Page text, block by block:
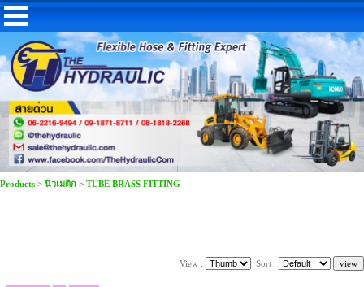
Products > นิวเมติก > TUBE BRASS FITTING
View : Sort :